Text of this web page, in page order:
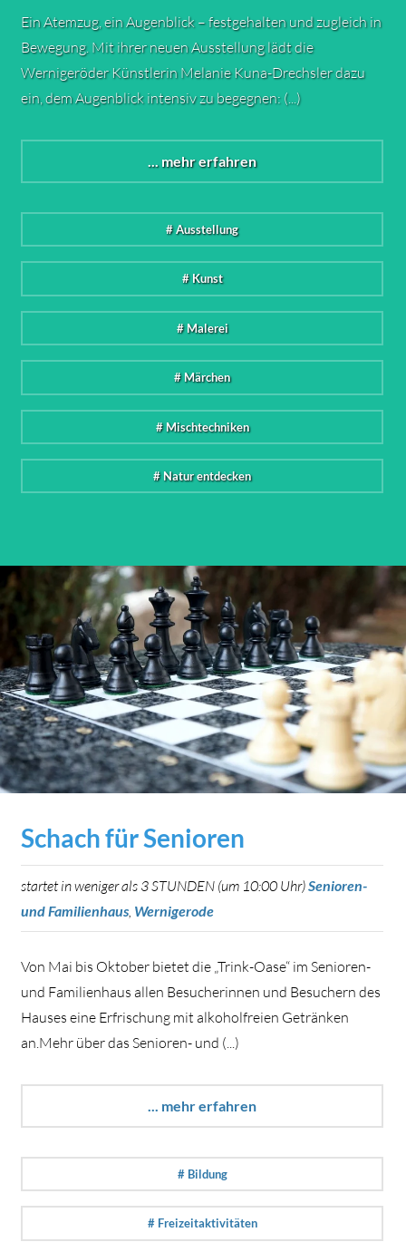
Ein Atemzug, ein Augenblick – festgehalten und zugleich in
Bewegung. Mit ihrer neuen Ausstellung lädt die
Wernigeröder Künstlerin Melanie Kuna-Drechsler dazu
ein, dem Augenblick intensiv zu begegnen: (...)
... mehr erfahren
# Ausstellung
# Kunst
# Malerei
# Märchen
# Mischtechniken
# Natur entdecken
Schach für Senioren
startet in weniger als 3 STUNDEN (um 10:00 Uhr)Senioren-
und Familienhaus, Wernigerode
Von Mai bis Oktober bietet die „Trink-Oase“ im Senioren-
und Familienhaus allen Besucherinnen und Besuchern des
Hauses eine Erfrischung mit alkoholfreien Getränken
an.Mehr über das Senioren- und (...)
... mehr erfahren
# Bildung
# Freizeitaktivitäten